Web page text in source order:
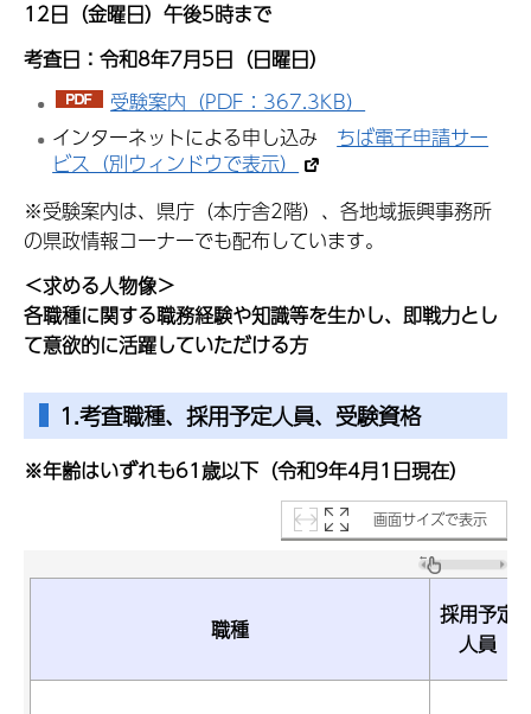
12日（金曜日）午後5時まで
考査日：令和8年7月5日（日曜日）
受験案内（PDF：367.3KB）
インターネットによる申し込み ちば電子申請サー
ビス（別ウィンドウで表示）
※受験案内は、県庁（本庁舎2階）、各地域振興事務所
の県政情報コーナーでも配布しています。
＜求める人物像＞
各職種に関する職務経験や知識等を生かし、即戦力とし
て意欲的に活躍していただける方
1.考査職種、採用予定人員、受験資格
※年齢はいずれも61歳以下（令和9年4月1日現在）
画面サイズで表示
職種
採用予定
人員